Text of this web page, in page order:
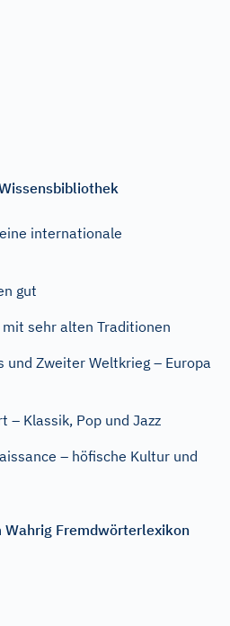
internationale
gut
sehr alten Traditionen
und Zweiter Weltkrieg – Europa
– Klassik, Pop und Jazz
– höfische Kultur und
Fremdwörterlexikon